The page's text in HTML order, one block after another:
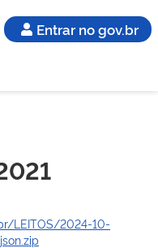
Entrar no gov.br
LEITOS/2024-10-